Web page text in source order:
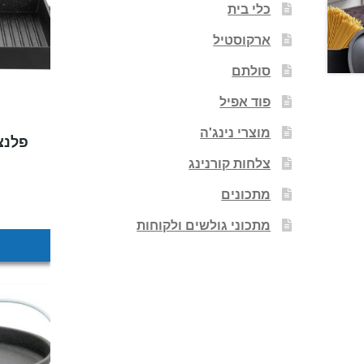
כלי בית
ארקוסטיל
סולתם
פוד אפיל
מוצרי נינג'ה
צלחות קורנינג
מתכונים
מתכוני גולשים ולקוחות